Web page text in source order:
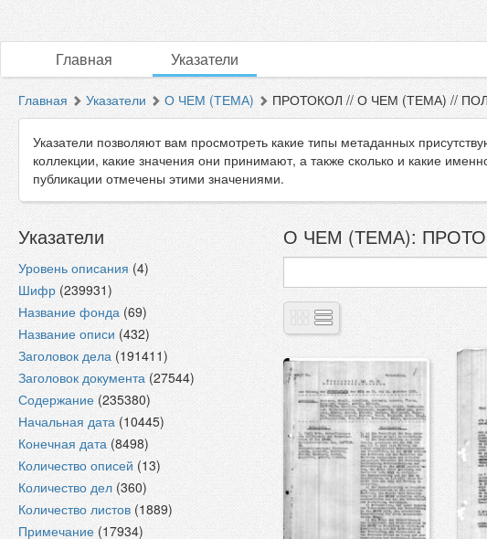
Главная Указатели
Главная Указатели О ЧЕМ (ТЕМА) ПРОТОКОЛ // О ЧЕМ (ТЕМА) //
Указатели позволяют вам просмотреть какие типы метаданных
коллекции, какие значения они принимают, а также сколько и какие
публикации отмечены этими значениями.
Указатели
Уровень описания (4)
Шифр (239931)
Название фонда (69)
Название описи (432)
Заголовок дела (191411)
Заголовок документа (27544)
Содержание (235380)
Начальная дата (10445)
Конечная дата (8498)
Количество описей (13)
Количество дел (360)
Количество листов (1889)
Примечание (17934)
О ЧЕМ (ТЕМА):